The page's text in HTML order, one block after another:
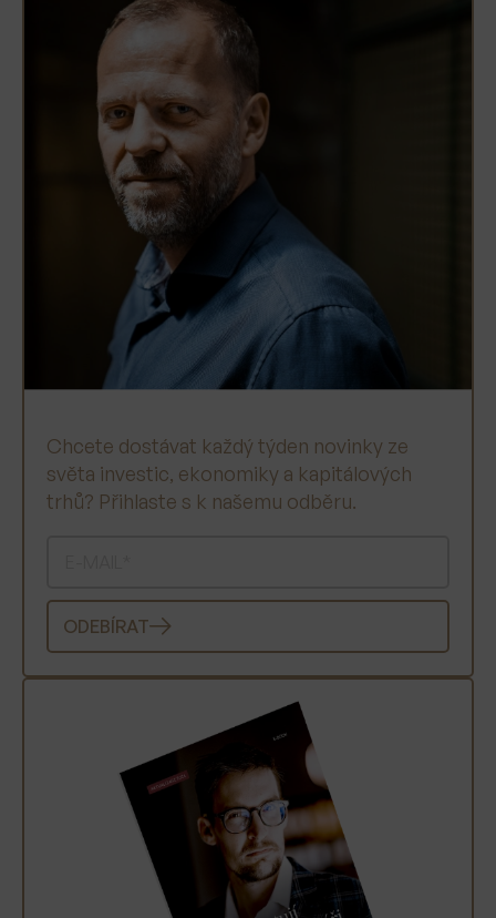
Chcete dostávat každý týden novinky ze
světa investic, ekonomiky a kapitálových
trhů? Přihlaste s k našemu odběru.
ODEBÍRAT